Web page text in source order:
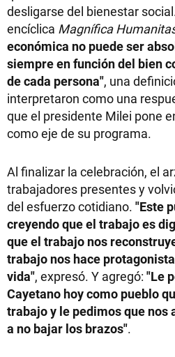
desligarse del bienestar
encíclica Magnífica
económica no puede ser
siempre en función del bien
de cada persona", una
interpretaron como una
que el presidente Milei pone
como eje de su programa.
Al finalizar la celebración, el
trabajadores presentes y
del esfuerzo cotidiano. "Este
creyendo que el trabajo es
que el trabajo nos
trabajo nos hace
vida", expresó. Y agregó: "Le
Cayetano hoy como pueblo
trabajo y le pedimos que nos
a no bajar los brazos".